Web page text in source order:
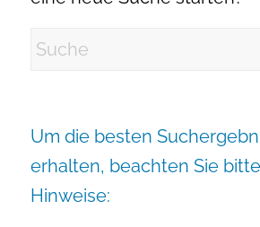
Um die besten
erhalten, beachten Sie
Hinweise: